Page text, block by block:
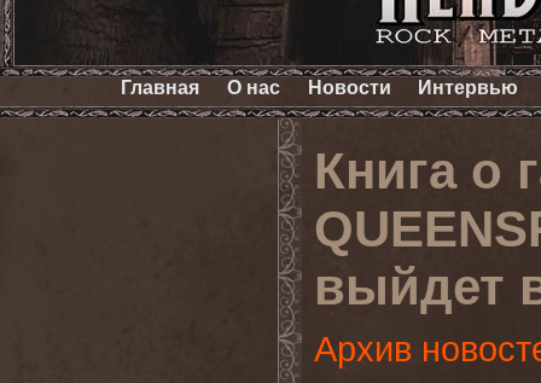
Главная О нас Новости Интервью
Книга о
выйдет
Архив